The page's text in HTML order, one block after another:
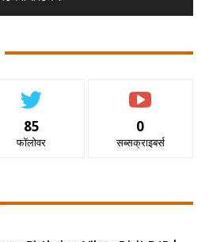
85
फॉलोवर
0
सब्सक्राइबर्स